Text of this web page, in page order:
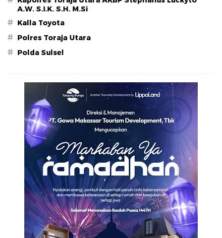
A.W. S.I.K. S.H. M.Si
# Kalla Toyota
# Polres Toraja Utara
# Polda Sulsel